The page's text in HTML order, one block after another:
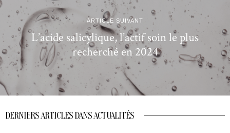
ARTICLE SUIVANT
L’acide salicylique, l’actif soin le plus
recherché en 2024
DERNIERS ARTICLES DANS ACTUALITÉS